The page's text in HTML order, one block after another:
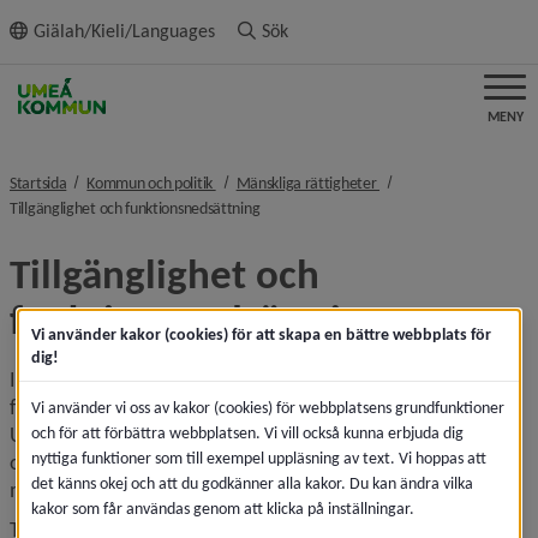
innehållet
Giälah/Kieli/Languages Sök
MENY
Startsida Kommun och politik nivå i brödsmulenavigeringen
Mänskliga rättigheter nivå i
Tillgänglighet och funktionsnedsättningnivå i brödsmulenavigeringen
Tillgänglighet och
funktionsnedsättning
I kommunens strategiska plan beskrivs goda levnadsvillkor
för alla som ett fokusområde. Inriktningsmål 1 anger att
Umeås tillväxt ska klaras med social, ekologisk, kulturell
och ekonomisk hållbarhet med visionen om 200 000
medborgare år 2050.
Tillgänglighet är en del av detta, och begreppet beskrivs på
Vi använder kakor (cookies) för att skapa en bättre webbplats för
dig!
Vi använder vi oss av kakor (cookies) för webbplatsens grundfunktioner
och för att förbättra webbplatsen. Vi vill också kunna erbjuda dig
nyttiga funktioner som till exempel uppläsning av text. Vi hoppas att
det känns okej och att du godkänner alla kakor. Du kan ändra vilka
kakor som får användas genom att klicka på inställningar.